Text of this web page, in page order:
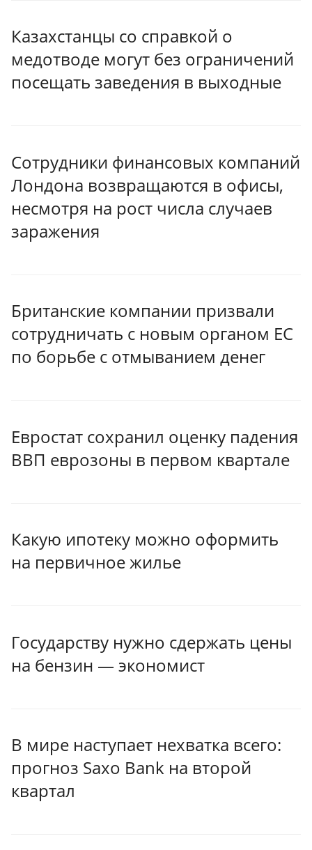
Казахстанцы со справкой о
медотводе могут без ограничений
посещать заведения в выходные
Сотрудники финансовых компаний
Лондона возвращаются в офисы,
несмотря на рост числа случаев
заражения
Британские компании призвали
сотрудничать с новым органом ЕС
по борьбе с отмыванием денег
Евростат сохранил оценку падения
ВВП еврозоны в первом квартале
Какую ипотеку можно оформить
на первичное жилье
Государству нужно сдержать цены
на бензин — экономист
В мире наступает нехватка всего:
прогноз Saxo Bank на второй
квартал